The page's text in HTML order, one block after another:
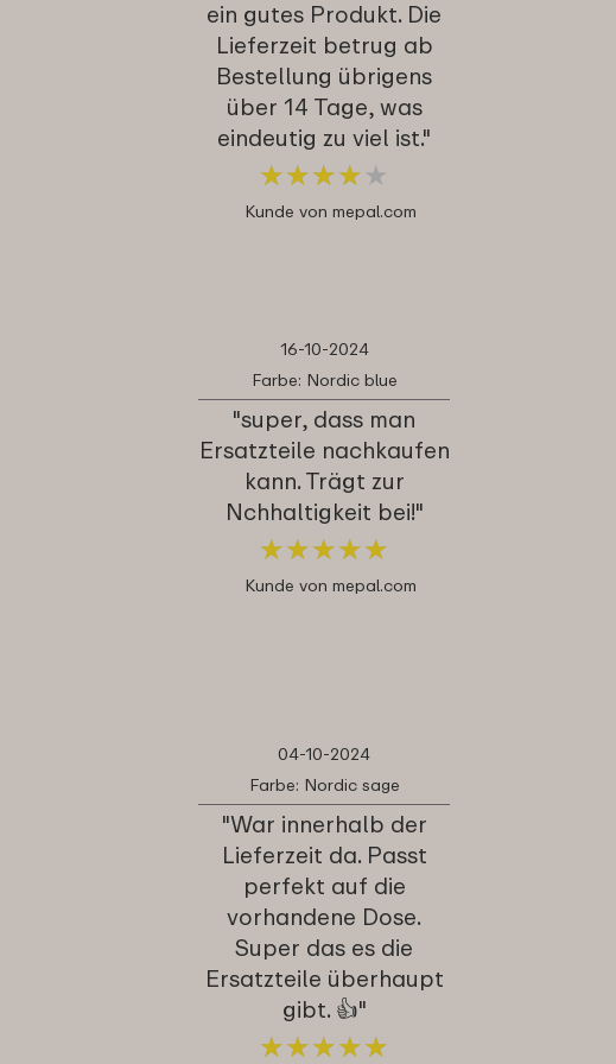
ein gutes Produkt. Die
Lieferzeit betrug ab
Bestellung übrigens
über 14 Tage, was
eindeutig zu viel ist."
★★★★ ★
★★★★ ★
Kunde von mepal.com
16-10-2024
Farbe: Nordic blue
"super, dass man
Ersatzteile nachkaufen
kann. Trägt zur
Nchhaltigkeit bei!"
★★★★★
★★★★★
Kunde von mepal.com
04-10-2024
Farbe: Nordic sage
"War innerhalb der
Lieferzeit da. Passt
perfekt auf die
vorhandene Dose.
Super das es die
Ersatzteile überhaupt
gibt. 👍"
★★★★★
★★★★★